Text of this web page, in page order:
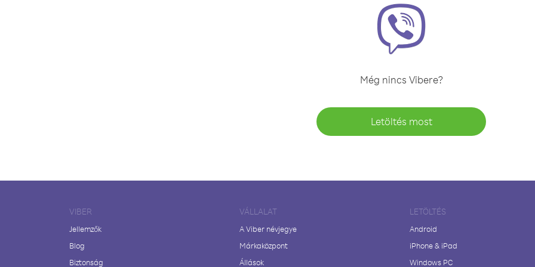
Még nincs Vibere?
Letöltés most
VIBER
Jellemzők
Blog
Biztonság
VÁLLALAT
A Viber névjegye
Márkaközpont
Állások
LETÖLTÉS
Android
iPhone & iPad
Windows PC